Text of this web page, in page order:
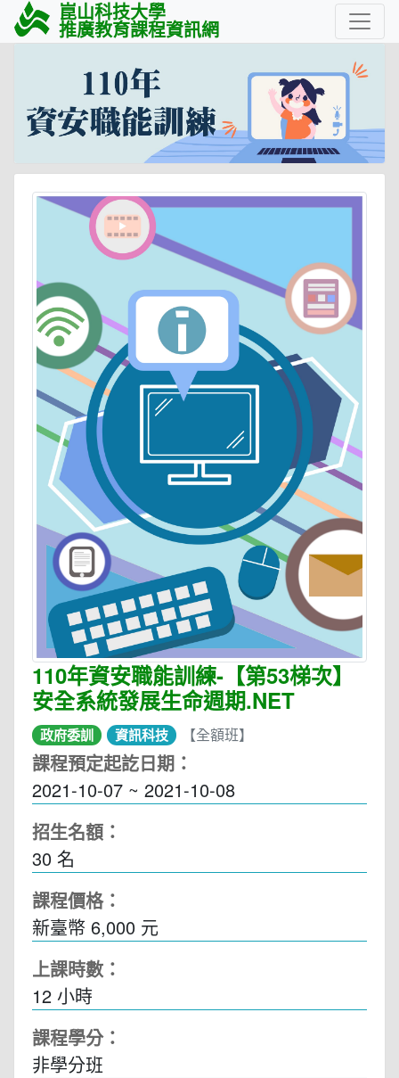
崑山科技大學
推廣教育課程資訊網
110年資安職能訓練-【第53梯次】
安全系統發展生命週期.NET
政府委訓 資訊科技 【全額班】
課程預定起訖日期：
2021-10-07 ~ 2021-10-08
招生名額：
30 名
課程價格：
新臺幣 6,000 元
上課時數：
12 小時
課程學分：
非學分班